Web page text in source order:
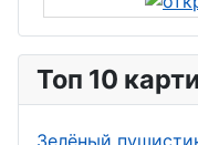
Топ 10
Зелёный